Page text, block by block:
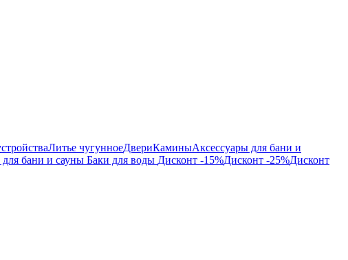
Литье чугунноеДвериКаминыАксессуары для бани и
для бани и сауны Баки для воды Дисконт -15%Дисконт -25%Дисконт